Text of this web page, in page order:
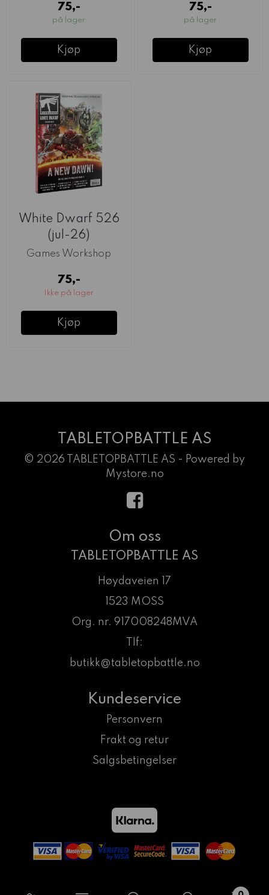
75,-
på lager
Kjøp
75,-
på lager
Kjøp
White Dwarf 526
(jul-26)
Games Workshop
75,-
Ikke på lager
Kjøp
TABLETOPBATTLE AS
© 2026 TABLETOPBATTLE AS - Powered by
Mystore.no
Om oss
TABLETOPBATTLE AS
Høydaveien 17
1523 MOSS
Org. nr. 917008248MVA
Tlf:
butikk@tabletopbattle.no
Kundeservice
Personvern
Frakt og retur
Salgsbetingelser